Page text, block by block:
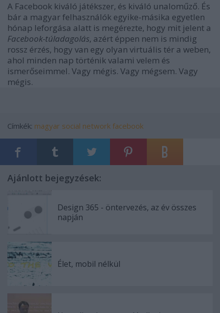
A Facebook kiváló játékszer, és kiváló unaloműző. És
bár a magyar felhasználók egyike-másika egyetlen
hónap leforgása alatt is megérezte, hogy mit jelent a
Facebook-túladagolás, azért éppen nem is mindig
rossz érzés, hogy van egy olyan virtuális tér a weben,
ahol minden nap történik valami velem és
ismerőseimmel. Vagy mégis. Vagy mégsem. Vagy
mégis.
Címkék: magyar social network facebook
Ajánlott bejegyzések:
Design 365 - öntervezés, az év összes
napján
Élet, mobil nélkül